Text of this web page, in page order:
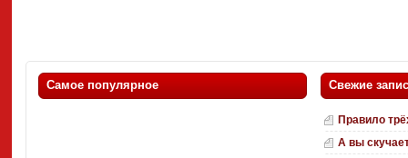
Самое популярное Свежие
Правило
А вы